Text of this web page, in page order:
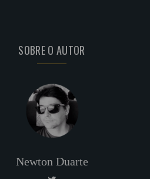
SOBRE O AUTOR
Newton Duarte